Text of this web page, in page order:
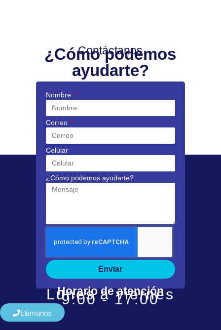
Contáctanos
¿Cómo podemos
ayudarte?
Nombre
Correo
Celular
¿Cómo podemos ayudarte?
Enviar
Horario de atención
Lunes a viernes
9:00 - 17:00
Llamanos